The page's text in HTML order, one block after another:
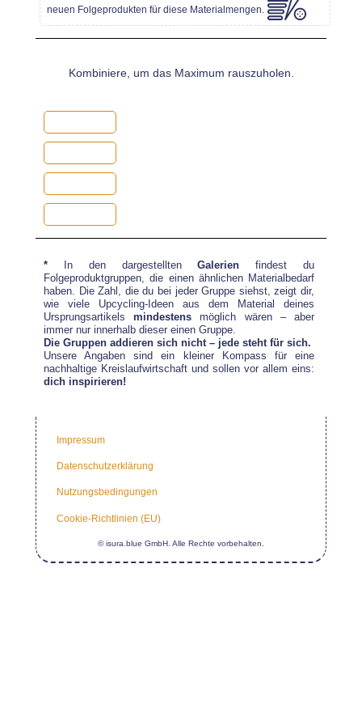
neuen Folgeprodukten für diese Materialmengen.
Kombiniere, um das Maximum rauszuholen.
* In den dargestelltenGalerien findest du
Folgeproduktgruppen, die einen ähnlichen Materialbedarf
haben. Die Zahl, die du bei jeder Gruppe siehst, zeigt dir,
wie viele Upcycling-Ideen aus dem Material deines
Ursprungsartikelsmindestens möglich wären – aber
immer nur innerhalb dieser einen Gruppe.
Die Gruppen addieren sich nicht – jede steht für sich.
Unsere Angaben sind ein kleiner Kompass für eine
nachhaltige Kreislaufwirtschaft und sollen vor allem eins:
dich inspirieren!
Impressum
Datenschutzerklärung
Nutzungsbedingungen
Cookie-Richtlinien (EU)
© isura.blue GmbH. Alle Rechte vorbehalten.